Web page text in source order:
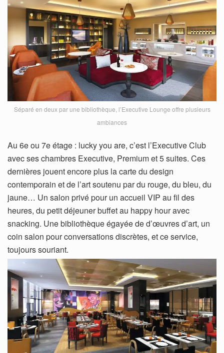
Séparé en deux par une bibliothèque, l’Executive Lounge offre plusieurs
ambiances
Au 6e ou 7e étage : lucky you are, c’est l’Executive Club
avec ses chambres Executive, Premium et 5 suites. Ces
dernières jouent encore plus la carte du design
contemporain et de l’art soutenu par du rouge, du bleu, du
jaune… Un salon privé pour un accueil VIP au fil des
heures, du petit déjeuner buffet au happy hour avec
snacking. Une bibliothèque égayée de d’œuvres d’art, un
coin salon pour conversations discrètes, et ce service,
toujours souriant.